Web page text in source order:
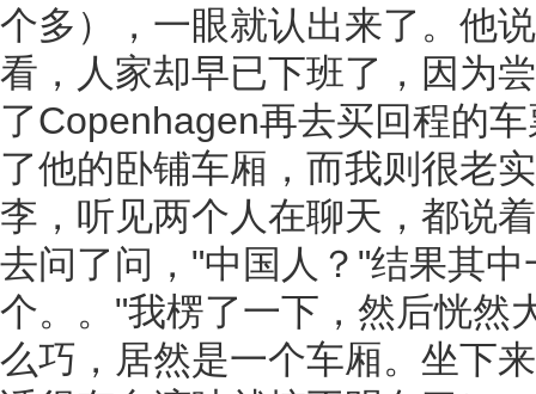
个多），一眼就认出来了。他
看，人家却早已下班了，因为
了Copenhagen再去买回程的
了他的卧铺车厢，而我则很老
李，听见两个人在聊天，都说
去问了问，"中国人？"结果其
个。。"我楞了一下，然后恍然
么巧，居然是一个车厢。坐下